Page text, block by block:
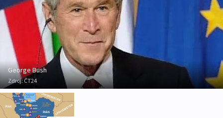
George Bush
Zdroj:ČT24